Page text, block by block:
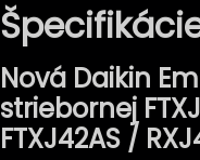
Nová Daikin
striebornej
FTXJ42AS /